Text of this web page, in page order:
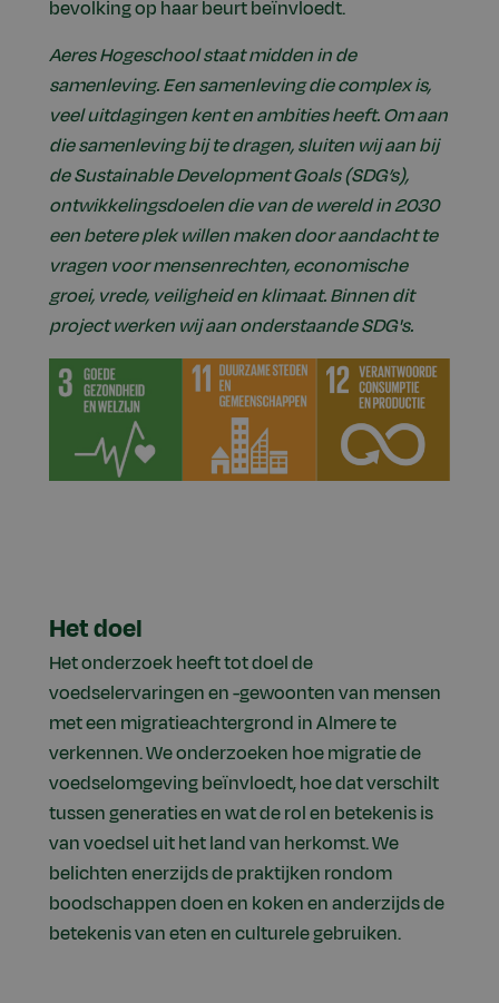
bevolking op haar beurt beïnvloedt.
Aeres Hogeschool staat midden in de
samenleving. Een samenleving die complex is,
veel uitdagingen kent en ambities heeft. Om aan
die samenleving bij te dragen, sluiten wij aan bij
de Sustainable Development Goals (SDG’s),
ontwikkelingsdoelen die van de wereld in 2030
een betere plek willen maken door aandacht te
vragen voor mensenrechten, economische
groei, vrede, veiligheid en klimaat. Binnen dit
project werken wij aan onderstaande SDG's.
Het doel
Het onderzoek heeft tot doel de
voedselervaringen en -gewoonten van mensen
met een migratieachtergrond in Almere te
verkennen. We onderzoeken hoe migratie de
voedselomgeving beïnvloedt, hoe dat verschilt
tussen generaties en wat de rol en betekenis is
van voedsel uit het land van herkomst. We
belichten enerzijds de praktijken rondom
boodschappen doen en koken en anderzijds de
betekenis van eten en culturele gebruiken.